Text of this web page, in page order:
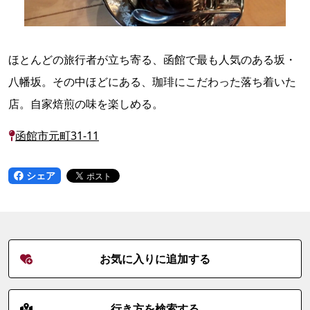
ほとんどの旅行者が立ち寄る、函館で最も人気のある坂・
八幡坂。その中ほどにある、珈琲にこだわった落ち着いた
店。自家焙煎の味を楽しめる。
函館市元町31-11
シェア
お気に入りに追加する